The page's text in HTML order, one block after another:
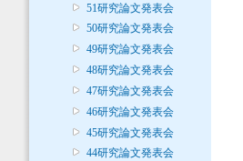
51研究論文発表会
50研究論文発表会
49研究論文発表会
48研究論文発表会
47研究論文発表会
46研究論文発表会
45研究論文発表会
44研究論文発表会